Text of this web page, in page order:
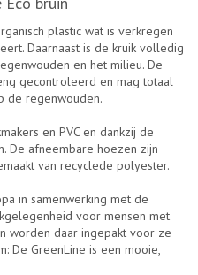
plastic wat is verkregen
Daarnaast is de kruik volledig
en het milieu. De
gecontroleerd en mag totaal
de regenwouden.
en PVC en dankzij de
De afneembare hoezen zijn
van recyclede polyester.
in samenwerking met de
voor mensen met
worden daar ingepakt voor ze
De GreenLine is een mooie,